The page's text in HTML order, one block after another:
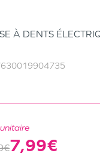
À DENTS
7,99€